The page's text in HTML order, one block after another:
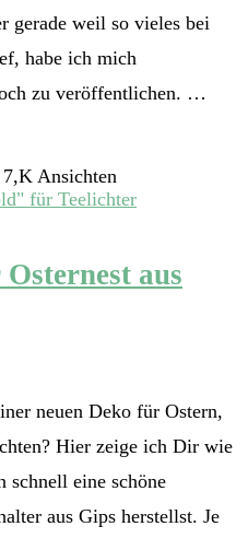
gerade weil so vieles bei
habe ich mich
zu veröffentlichen. …
7,K Ansichten
aus
neuen Deko für Ostern,
Hier zeige ich Dir wie
eine schöne
aus Gips herstellst. Je